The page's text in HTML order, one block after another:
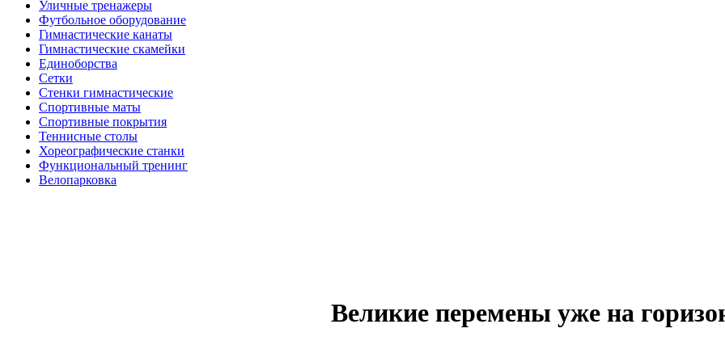
Уличные тренажеры
Футбольное оборудование
Гимнастические канаты
Гимнастические скамейки
Единоборства
Сетки
Стенки гимнастические
Спортивные маты
Спортивные покрытия
Теннисные столы
Хореографические станки
Функциональный тренинг
Велопарковка
Великие перемены уже на